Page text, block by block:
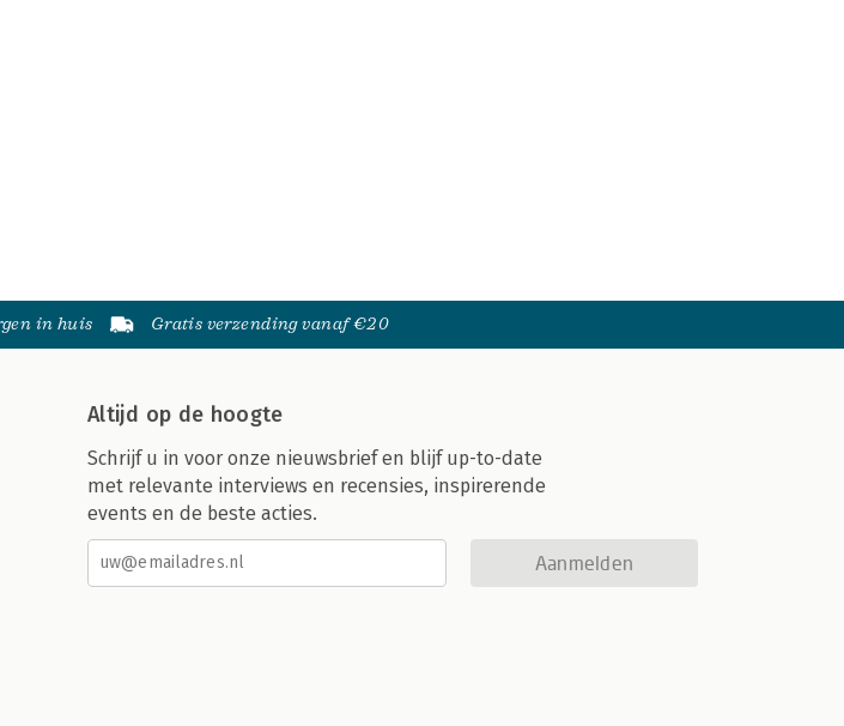
in huis Gratis verzending vanaf €20
Altijd op de hoogte
Schrijf u in voor onze nieuwsbrief en blijf up-to-date
met relevante interviews en recensies, inspirerende
events en de beste acties.
Aanmelden